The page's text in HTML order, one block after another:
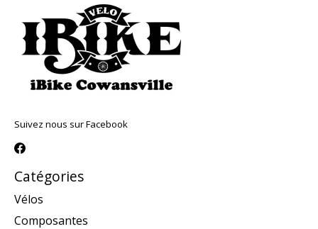
Suivez nous sur Facebook
Catégories
Vélos
Composantes